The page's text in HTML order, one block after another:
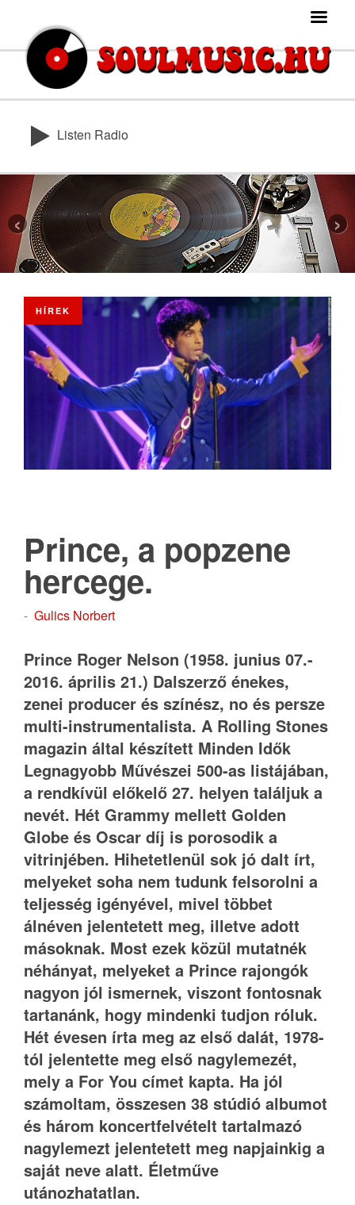
Listen Radio
›
‹
HÍREK
Prince, a popzene
hercege.
- Gulics Norbert
Prince Roger Nelson (1958. junius 07.-
2016. április 21.) Dalszerző énekes,
zenei producer és színész, no és persze
multi-instrumentalista. A Rolling Stones
magazin által készített Minden Idők
Legnagyobb Művészei 500-as listájában,
a rendkívül előkelő 27. helyen találjuk a
nevét. Hét Grammy mellett Golden
Globe és Oscar díj is porosodik a
vitrinjében. Hihetetlenül sok jó dalt írt,
melyeket soha nem tudunk felsorolni a
teljesség igényével, mivel többet
álnéven jelentetett meg, illetve adott
másoknak. Most ezek közül mutatnék
néhányat, melyeket a Prince rajongók
nagyon jól ismernek, viszont fontosnak
tartanánk, hogy mindenki tudjon róluk.
Hét évesen írta meg az első dalát, 1978-
tól jelentette meg első nagylemezét,
mely a For You címet kapta. Ha jól
számoltam, összesen 38 stúdió albumot
és három koncertfelvételt tartalmazó
nagylemezt jelentetett meg napjainkig a
saját neve alatt. Életműve
utánozhatatlan.